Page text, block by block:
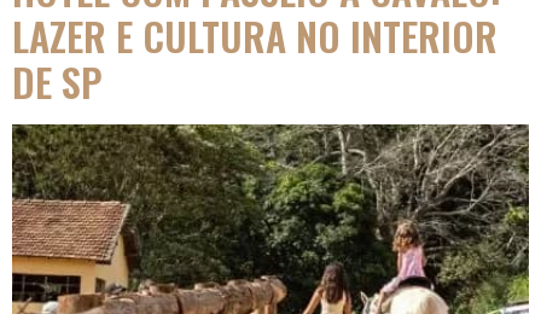
LAZER E CULTURA NO INTERIOR
DE SP